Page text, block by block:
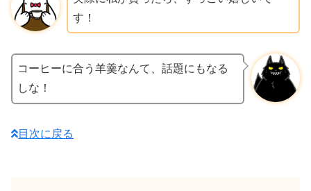
す！
コーヒーに合う羊羹なんて、話題にもなる
しな！
目次に戻る